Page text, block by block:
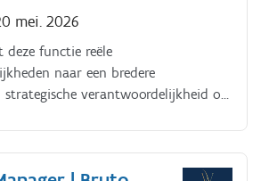
mei. 2026
deze functie reële
naar een bredere
verantwoordelijkheid op